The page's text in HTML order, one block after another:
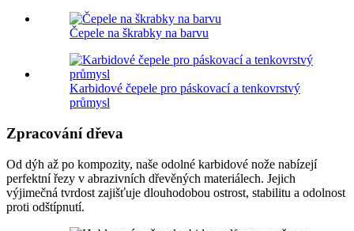
Čepele na škrabky na barvu
Karbidové čepele pro páskovací a tenkovrstvý
průmysl
Zpracování dřeva
Od dýh až po kompozity, naše odolné karbidové nože nabízejí
perfektní řezy v abrazivních dřevěných materiálech. Jejich
výjimečná tvrdost zajišťuje dlouhodobou ostrost, stabilitu a odolnost
proti odštípnutí.